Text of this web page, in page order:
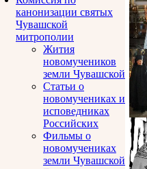
канонизации святых
Чувашской
митрополии
Жития
новомучеников
земли Чувашской
Статьи о
новомучениках и
исповедниках
Российских
Фильмы о
новомучениках
земли Чувашской